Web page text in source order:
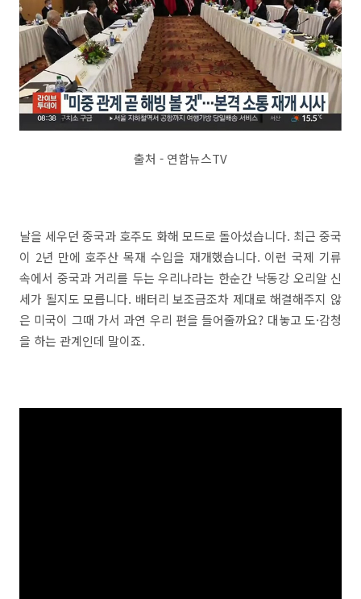
출처 - 연합뉴스TV
날을 세우던 중국과 호주도 화해 모드로 돌아섰습니다. 최근 중국
이 2년 만에 호주산 목재 수입을 재개했습니다. 이런 국제 기류
속에서 중국과 거리를 두는 우리나라는 한순간 낙동강 오리알 신
세가 될지도 모릅니다. 배터리 보조금조차 제대로 해결해주지 않
은 미국이 그때 가서 과연 우리 편을 들어줄까요? 대놓고 도·감청
을 하는 관계인데 말이죠.